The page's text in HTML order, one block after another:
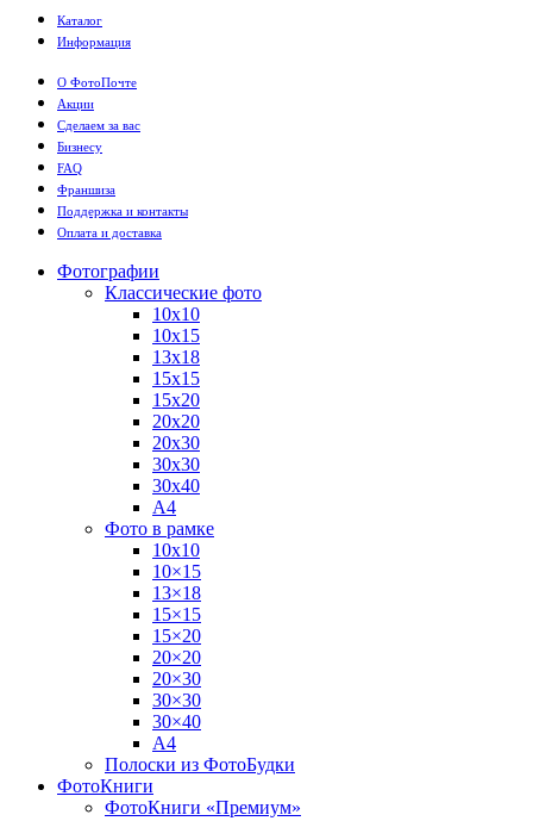
Каталог
Информация
О ФотоПочте
Акции
Сделаем за вас
Бизнесу
FAQ
Франшиза
Поддержка и контакты
Оплата и доставка
Фотографии
Классические фото
10х10
10х15
13х18
15х15
15х20
20х20
20х30
30х30
30х40
А4
Фото в рамке
10х10
10×15
13×18
15×15
15×20
20×20
20×30
30×30
30×40
A4
Полоски из ФотоБудки
ФотоКниги
ФотоКниги «Премиум»